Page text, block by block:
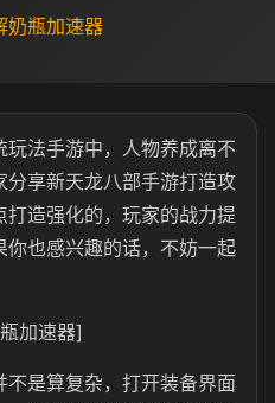
奶瓶加速器
法手游中，人物养成离不
享新天龙八部手游打造攻
造强化的，玩家的战力提
也感兴趣的话，不妨一起
加速器]
是算复杂，打开装备界面